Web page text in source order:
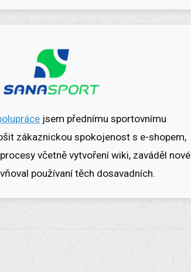
jsem přednímu sportovnímu
zákaznickou spokojenost s e-shopem,
včetně vytvoření wiki, zaváděl nové
používaní těch dosavadních.